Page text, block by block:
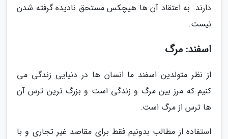
دارند. به اعتقاد آن ها هیچکس مستحق نادیده گرفته شدن
نیست.
اسفند: مرگ
از نظر متولدین اسفند ما انسان ها در دنیایی زندگی می
کنیم که مرز بین مرگ و زندگی است و بزرگ ترین ترس آن
ها ترس از مرگ است.
استفاده از مطالب بدونیم فقط برای مقاصد غیر تجاری و با